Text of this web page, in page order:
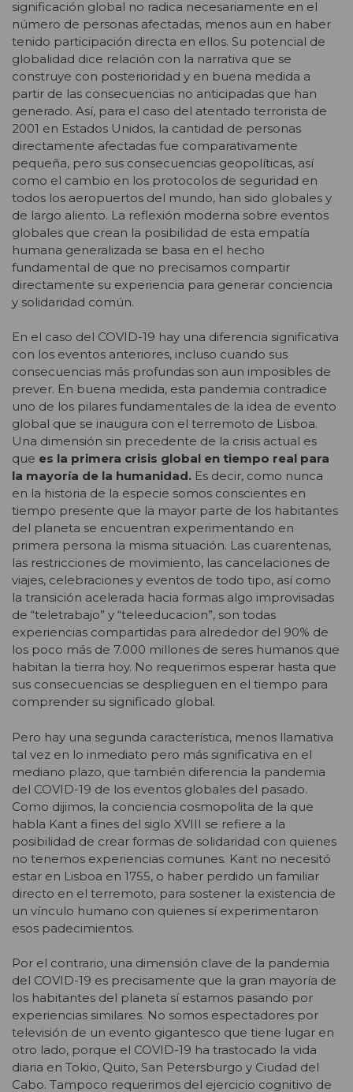
significación global no radica necesariamente en el
número de personas afectadas, menos aun en haber
tenido participación directa en ellos. Su potencial de
globalidad dice relación con la narrativa que se
construye con posterioridad y en buena medida a
partir de las consecuencias no anticipadas que han
generado. Así, para el caso del atentado terrorista de
2001 en Estados Unidos, la cantidad de personas
directamente afectadas fue comparativamente
pequeña, pero sus consecuencias geopolíticas, así
como el cambio en los protocolos de seguridad en
todos los aeropuertos del mundo, han sido globales y
de largo aliento. La reflexión moderna sobre eventos
globales que crean la posibilidad de esta empatía
humana generalizada se basa en el hecho
fundamental de que no precisamos compartir
directamente su experiencia para generar conciencia
y solidaridad común.
En el caso del COVID-19 hay una diferencia significativa
con los eventos anteriores, incluso cuando sus
consecuencias más profundas son aun imposibles de
prever. En buena medida, esta pandemia contradice
uno de los pilares fundamentales de la idea de evento
global que se inaugura con el terremoto de Lisboa.
Una dimensión sin precedente de la crisis actual es
que es la primera crisis global en tiempo real para
la mayoría de la humanidad. Es decir, como nunca
en la historia de la especie somos conscientes en
tiempo presente que la mayor parte de los habitantes
del planeta se encuentran experimentando en
primera persona la misma situación. Las cuarentenas,
las restricciones de movimiento, las cancelaciones de
viajes, celebraciones y eventos de todo tipo, así como
la transición acelerada hacia formas algo improvisadas
de “teletrabajo” y “teleeducacion”, son todas
experiencias compartidas para alrededor del 90% de
los poco más de 7.000 millones de seres humanos que
habitan la tierra hoy. No requerimos esperar hasta que
sus consecuencias se desplieguen en el tiempo para
comprender su significado global.
Pero hay una segunda característica, menos llamativa
tal vez en lo inmediato pero más significativa en el
mediano plazo, que también diferencia la pandemia
del COVID-19 de los eventos globales del pasado.
Como dijimos, la conciencia cosmopolita de la que
habla Kant a fines del siglo XVIII se refiere a la
posibilidad de crear formas de solidaridad con quienes
no tenemos experiencias comunes. Kant no necesitó
estar en Lisboa en 1755, o haber perdido un familiar
directo en el terremoto, para sostener la existencia de
un vínculo humano con quienes sí experimentaron
esos padecimientos.
Por el contrario, una dimensión clave de la pandemia
del COVID-19 es precisamente que la gran mayoría de
los habitantes del planeta sí estamos pasando por
experiencias similares. No somos espectadores por
televisión de un evento gigantesco que tiene lugar en
otro lado, porque el COVID-19 ha trastocado la vida
diaria en Tokio, Quito, San Petersburgo y Ciudad del
Cabo. Tampoco requerimos del ejercicio cognitivo de